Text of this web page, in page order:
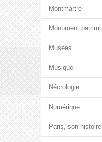
Montmartre
Monument
Musées
Musique
Nécrologie
Numérique
Paris, son